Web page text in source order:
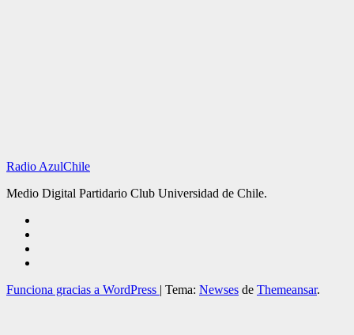
Radio AzulChile
Medio Digital Partidario Club Universidad de Chile.
Funciona gracias a WordPress | Tema: Newses de Themeansar.